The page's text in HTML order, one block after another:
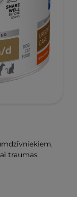
traumas